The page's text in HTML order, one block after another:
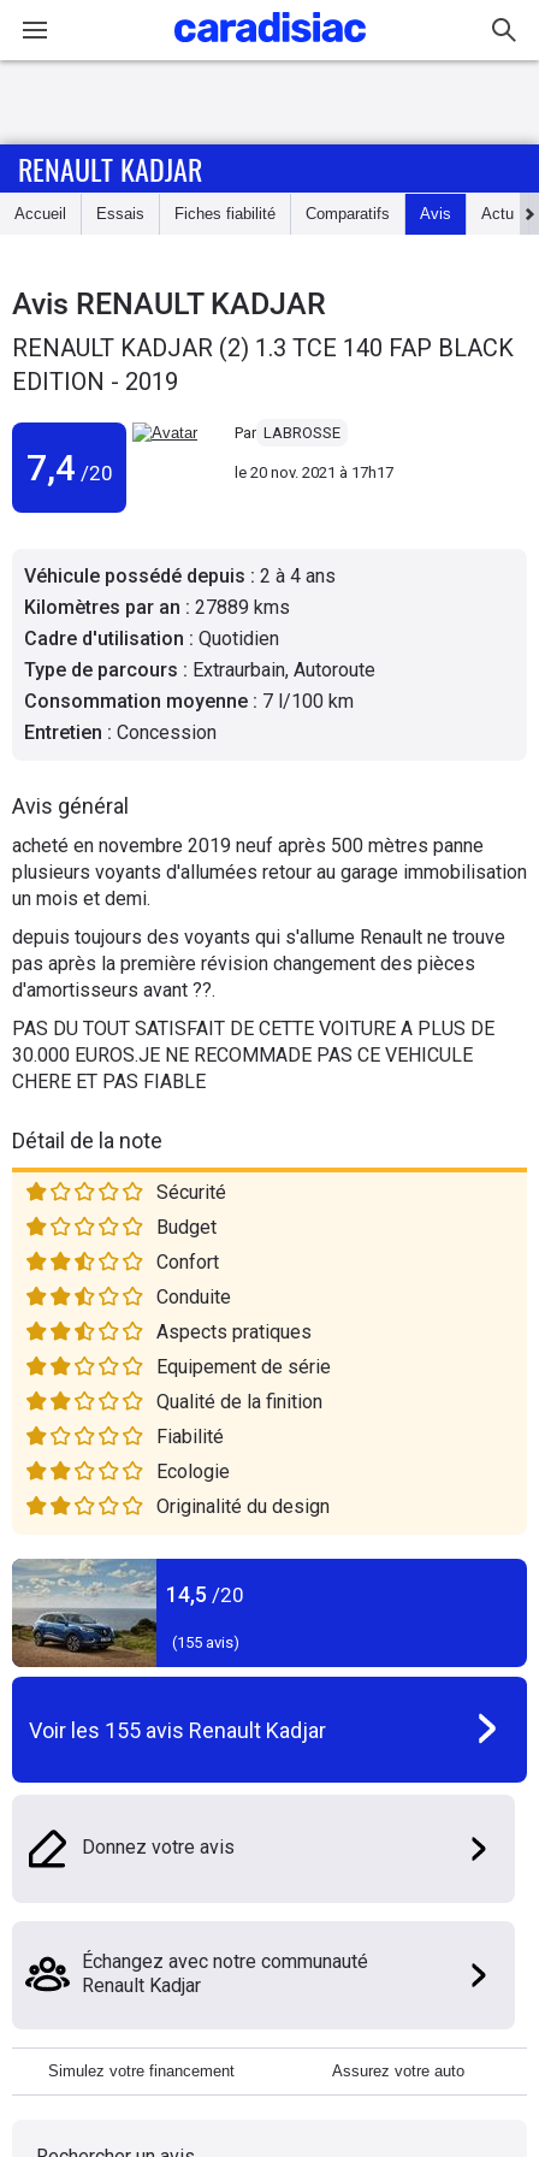
Accueil
Essais
Guide
d'achat
Utilitaires
Flottes
Auto
Services
Forum
Marques
RENAULT KADJAR
Accueil Essais Fiches fiabilité Comparatifs Avis Actu
Avis RENAULT KADJAR
RENAULT KADJAR (2) 1.3 TCE 140 FAP BLACK
EDITION - 2019
7,4 /20
Par LABROSSE
le 20 nov. 2021 à 17h17
Véhicule possédé depuis : 2 à 4 ans
Kilomètres par an : 27889 kms
Cadre d'utilisation : Quotidien
Type de parcours : Extraurbain, Autoroute
Consommation moyenne : 7 l/100 km
Entretien : Concession
Avis général
acheté en novembre 2019 neuf après 500 mètres panne
plusieurs voyants d'allumées retour au garage immobilisation
un mois et demi.
depuis toujours des voyants qui s'allume Renault ne trouve
pas après la première révision changement des pièces
d'amortisseurs avant ??.
PAS DU TOUT SATISFAIT DE CETTE VOITURE A PLUS DE
30.000 EUROS.JE NE RECOMMADE PAS CE VEHICULE
CHERE ET PAS FIABLE
Détail de la note
Sécurité
Budget
Confort
Conduite
Aspects pratiques
Equipement de série
Qualité de la finition
Fiabilité
Ecologie
Originalité du design
14,5 /20
(155avis)
Voir les 155 avis Renault Kadjar
Donnez votre avis
Échangez avec notre communauté
Renault Kadjar
Simulez votre financement Assurez votre auto